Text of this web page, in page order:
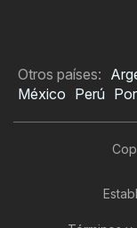
Otros países:
México Perú